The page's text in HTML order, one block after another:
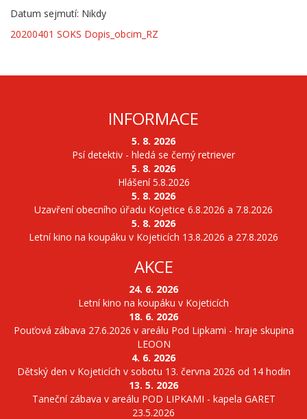
Datum sejmutí: Nikdy
20200401 SOKS Dopis_obcim_RZ
INFORMACE
5. 8. 2026
Psí detektiv - hledá se černý retriever
5. 8. 2026
Hlášení 5.8.2026
5. 8. 2026
Uzavření obecního úřadu Kojetice 6.8.2026 a 7.8.2026
5. 8. 2026
Letní kino na koupáku v Kojeticích 13.8.2026 a 27.8.2026
AKCE
24. 6. 2026
Letní kino na koupáku v Kojeticích
18. 6. 2026
Pouťová zábava 27.6.2026 v areálu Pod Lipkami - hraje skupina
LEOON
4. 6. 2026
Dětský den v Kojeticích v sobotu 13. června 2026 od 14 hodin
13. 5. 2026
Taneční zábava v areálu POD LIPKAMI - kapela GARET
23.5.2026